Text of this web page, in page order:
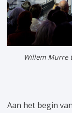
Willem Murre
Aan het begin